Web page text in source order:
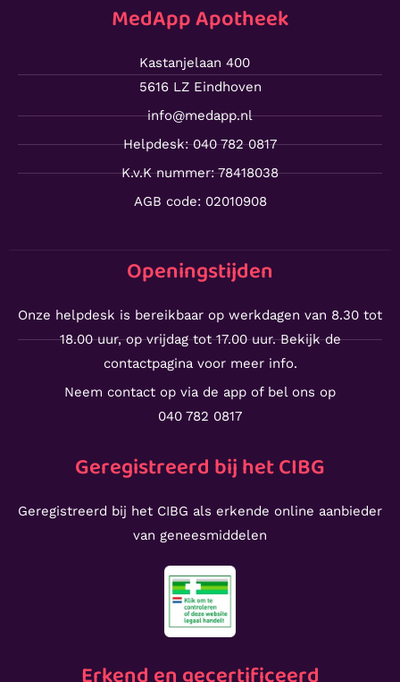
MedApp Apotheek
Kastanjelaan 400
5616 LZ Eindhoven
info@medapp.nl
Helpdesk: 040 782 0817
K.v.K nummer: 78418038
AGB code: 02010908
Openingstijden
Onze helpdesk is bereikbaar op werkdagen van 8.30 tot
18.00 uur, op vrijdag tot 17.00 uur. Bekijk de
contactpagina voor meer info.
Neem contact op via de app of bel ons op
040 782 0817
Geregistreerd bij het CIBG
Geregistreerd bij het CIBG als erkende online aanbieder
van geneesmiddelen